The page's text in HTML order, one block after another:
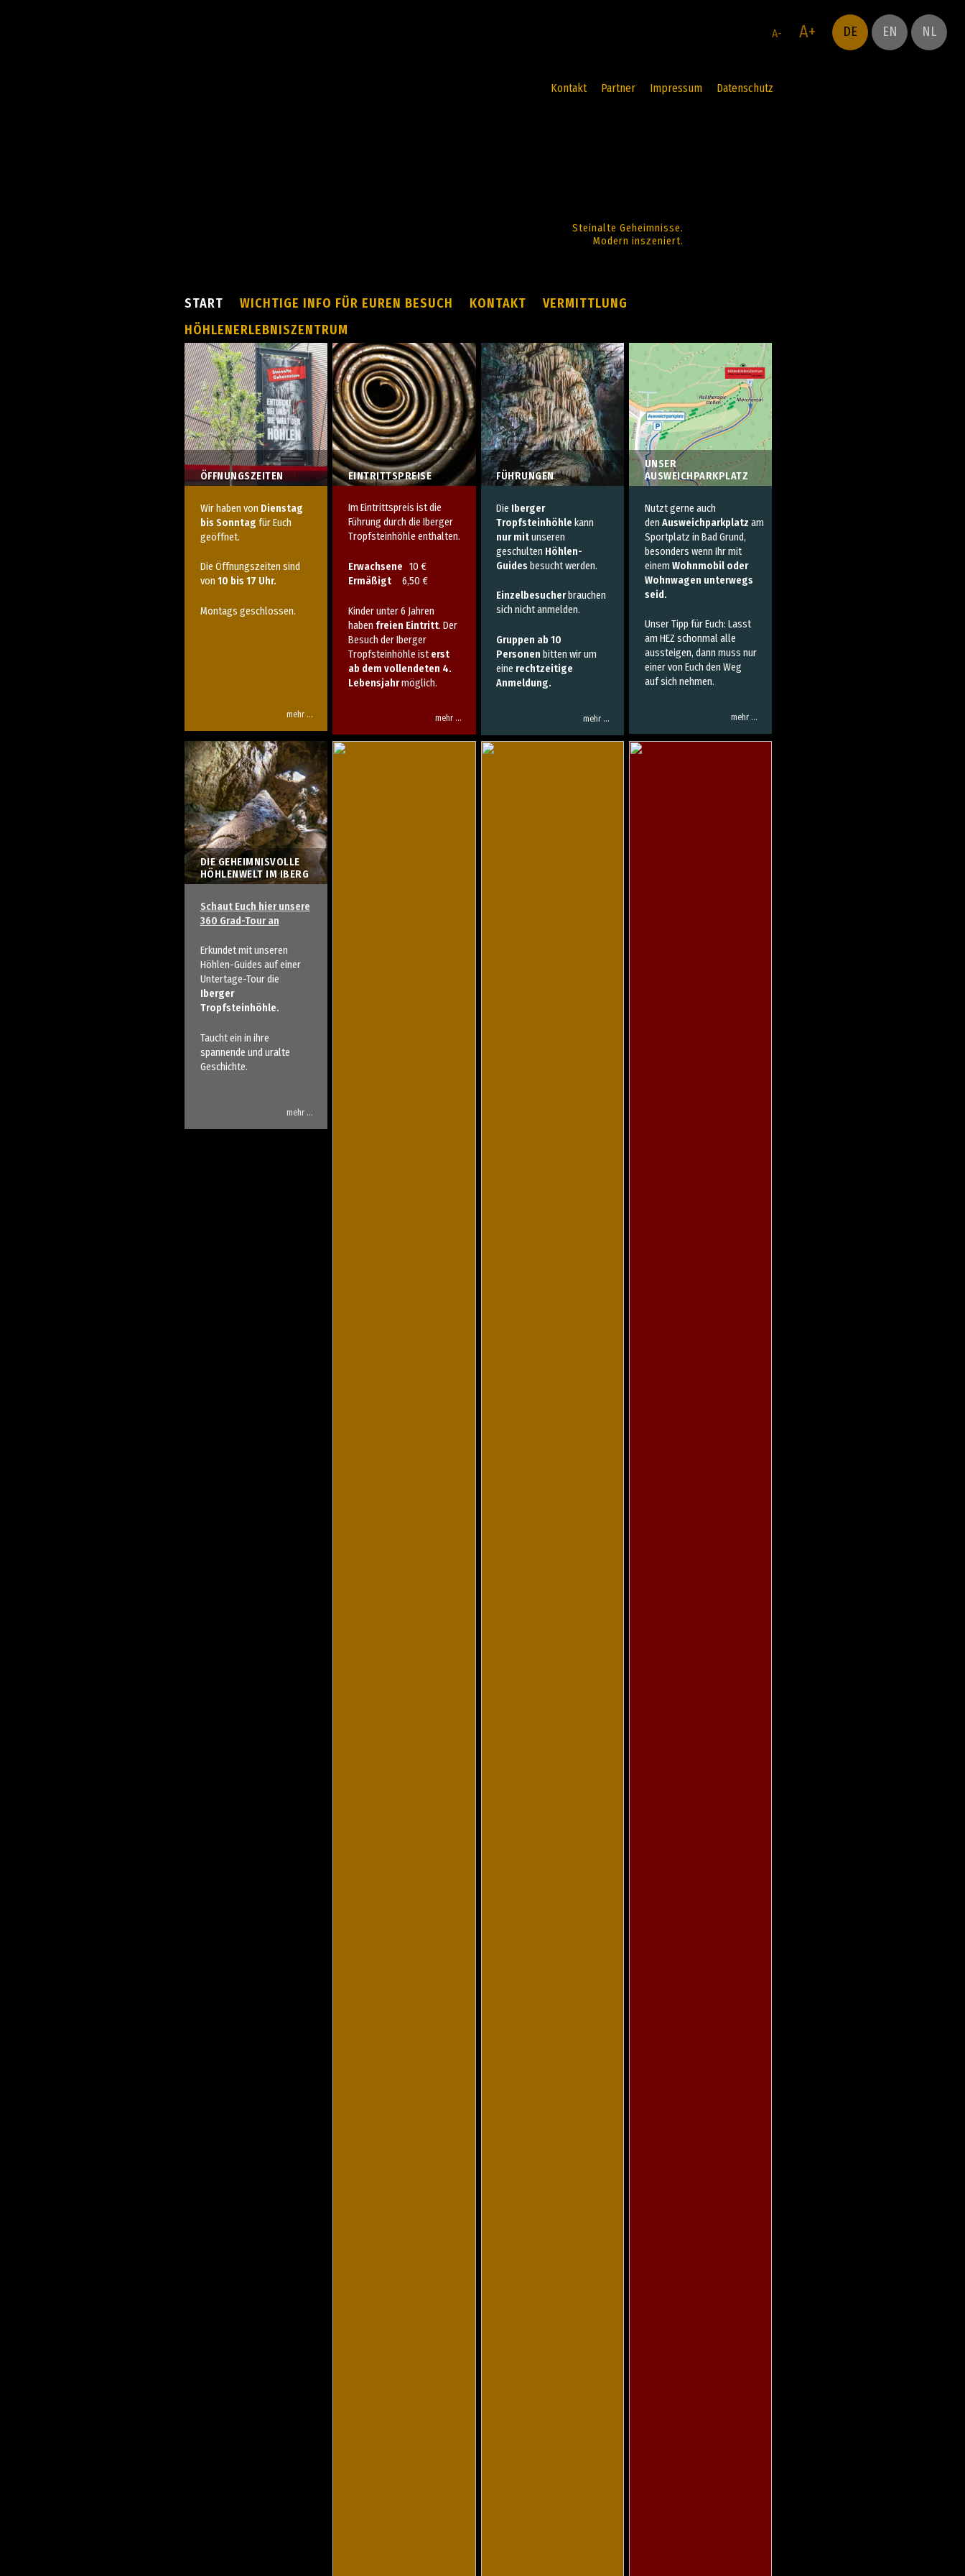
Datenschutz
Impressum
Partner
Kontakt
Steinalte Geheimnisse.
Modern inszeniert.
START WICHTIGE INFO FÜR EUREN BESUCH KONTAKT
VERMITTLUNG
HÖHLENERLEBNISZENTRUM
ÖFFNUNGSZEITEN
Wir haben von Dienstag
bis Sonntag für Euch
geöffnet.
Die Öffnungszeiten sind
von 10 bis 17 Uhr.
Montags geschlossen.
mehr …
EINTRITTSPREISE
Im Eintrittspreis ist die
Führung durch die Iberger
Tropfsteinhöhle enthalten.
Erwachsene 10 €
Ermäßigt 6,50 €
Kinder unter 6 Jahren
haben freien Eintritt. Der
Besuch der Iberger
Tropfsteinhöhle isterst
ab dem vollendeten 4.
Lebensjahrmöglich.
mehr …
FÜHRUNGEN
Die Iberger
Tropfsteinhöhle kann
nur mitunseren
geschulten Höhlen-
Guides besucht werden.
Einzelbesucherbrauchen
sich nicht anmelden.
Gruppen ab 10
Personen bitten wir um
eine rechtzeitige
Anmeldung.
mehr …
UNSER
AUSWEICHPARKPLATZ
Nutzt gerne auch
den Ausweichparkplatz am
Sportplatz in Bad Grund,
besonders wenn Ihr mit
einem Wohnmobil oder
Wohnwagen unterwegs
seid.
Unser Tipp für Euch: Lasst
am HEZ schonmal alle
aussteigen, dann muss nur
einer von Euch den Weg
auf sich nehmen.
mehr …
DIE GEHEIMNISVOLLE
HÖHLENWELT IM IBERG
Schaut Euch hier unsere
360 Grad-Tour an
Erkundet mit unseren
Höhlen-Guides auf einer
Untertage-Tour die
Iberger
Tropfsteinhöhle.
Taucht ein in ihre
spannende und uralte
Geschichte.
mehr …
A- A+ DE EN NL